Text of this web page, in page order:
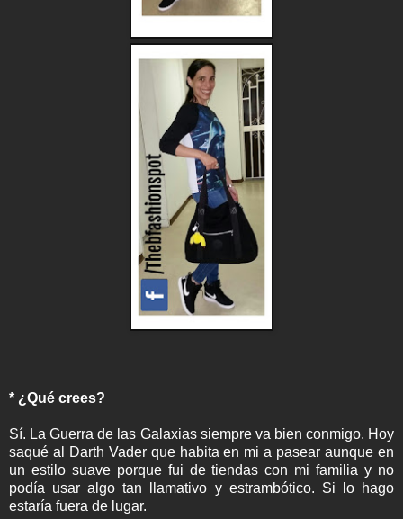
* ¿Qué crees?
Sí. La Guerra de las Galaxias siempre va bien conmigo. Hoy
saqué al Darth Vader que habita en mi a pasear aunque en
un estilo suave porque fui de tiendas con mi familia y no
podía usar algo tan llamativo y estrambótico. Si lo hago
estaría fuera de lugar.